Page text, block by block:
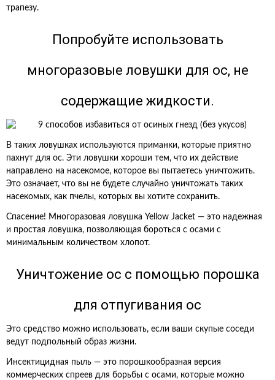
трапезу.
Попробуйте использовать
многоразовые ловушки для ос, не
содержащие жидкости.
В таких ловушках используются приманки, которые приятно
пахнут для ос. Эти ловушки хороши тем, что их действие
направлено на насекомое, которое вы пытаетесь уничтожить.
Это означает, что вы не будете случайно уничтожать таких
насекомых, как пчелы, которых вы хотите сохранить.
Спасение! Многоразовая ловушка Yellow Jacket — это надежная
и простая ловушка, позволяющая бороться с осами с
минимальным количеством хлопот.
Уничтожение ос с помощью порошка
для отпугивания ос
Это средство можно использовать, если ваши скупые соседи
ведут подпольный образ жизни.
Инсектицидная пыль — это порошкообразная версия
коммерческих спреев для борьбы с осами, которые можно